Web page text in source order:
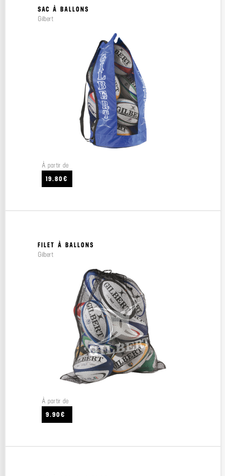
SAC À BALLONS
Gilbert
À partir de
19.80€
FILET À BALLONS
Gilbert
À partir de
9.90€